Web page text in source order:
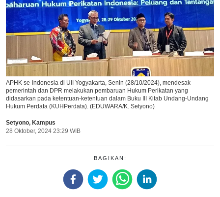
Ikuti Kami di:
APHK se-Indonesia di UII Yogyakarta, Senin (28/10/2024), mendesak
pemerintah dan DPR melakukan pembaruan Hukum Perikatan yang
didasarkan pada ketentuan-ketentuan dalam Buku III Kitab Undang-Undang
Hukum Perdata (KUHPerdata). (EDUWARA/K. Setyono)
Setyono, Kampus
28 Oktober, 2024 23:29 WIB
BAGIKAN: